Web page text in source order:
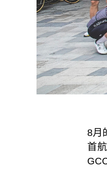
8月
首